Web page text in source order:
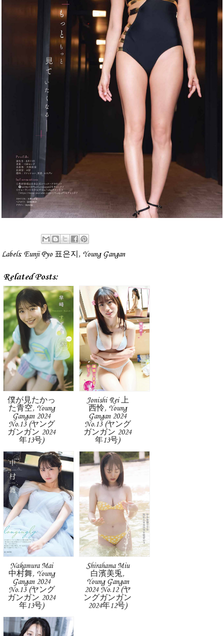
Labels: Eunji Pyo 표은지 , Young Gangan
Related Posts:
僕が見たかっ
た青空, Young
Gangan 2024
No.13 (ヤング
ガンガン 2024
年13号)
Jonishi Rei 上
西怜, Young
Gangan 2024
No.13 (ヤング
ガンガン 2024
年13号)
Nakamura Mai
中村舞, Young
Gangan 2024
No.13 (ヤング
ガンガン 2024
年13号)
Shirahama Miu
白濱美兎,
Young Gangan
2024 No.12 (ヤ
ングガンガン
2024年12号)